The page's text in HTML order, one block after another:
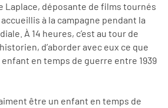
Laplace, déposante de films tournés
à la campagne pendant la
À 14 heures, c’est au tour de
d’aborder avec eux ce que
en temps de guerre entre 1939
être un enfant en temps de